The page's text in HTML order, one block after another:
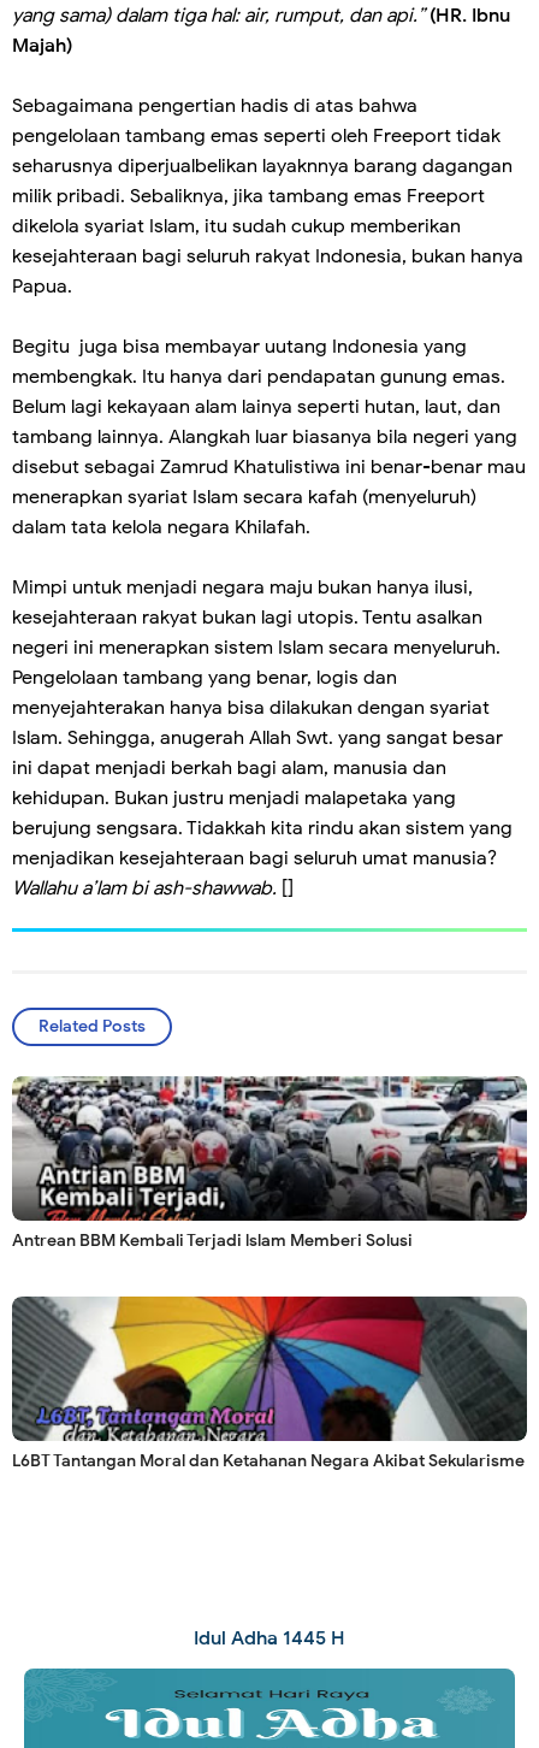
yang sama) dalam tiga hal: air, rumput, dan api.” (HR. Ibnu
Majah)
Sebagaimana pengertian hadis di atas bahwa
pengelolaan tambang emas seperti oleh Freeport tidak
seharusnya diperjualbelikan layaknnya barang dagangan
milik pribadi. Sebaliknya, jika tambang emas Freeport
dikelola syariat Islam, itu sudah cukup memberikan
kesejahteraan bagi seluruh rakyat Indonesia, bukan hanya
Papua.
Begitu juga bisa membayar uutang Indonesia yang
membengkak. Itu hanya dari pendapatan gunung emas.
Belum lagi kekayaan alam lainya seperti hutan, laut, dan
tambang lainnya. Alangkah luar biasanya bila negeri yang
disebut sebagai Zamrud Khatulistiwa ini benar-benar mau
menerapkan syariat Islam secara kafah (menyeluruh)
dalam tata kelola negara Khilafah.
Mimpi untuk menjadi negara maju bukan hanya ilusi,
kesejahteraan rakyat bukan lagi utopis. Tentu asalkan
negeri ini menerapkan sistem Islam secara menyeluruh.
Pengelolaan tambang yang benar, logis dan
menyejahterakan hanya bisa dilakukan dengan syariat
Islam. Sehingga, anugerah Allah Swt. yang sangat besar
ini dapat menjadi berkah bagi alam, manusia dan
kehidupan. Bukan justru menjadi malapetaka yang
berujung sengsara. Tidakkah kita rindu akan sistem yang
menjadikan kesejahteraan bagi seluruh umat manusia?
Wallahu a’lam bi ash-shawwab. []
Related Posts
Antrean BBM Kembali Terjadi lslam Memberi Solusi
L6BT Tantangan Moral dan Ketahanan Negara Akibat Sekularisme
Idul Adha 1445 H